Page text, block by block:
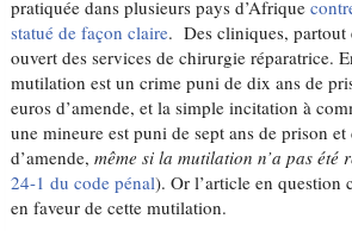
pratiquée dans plusieurs pays d’Afrique
statué de façon claire. Des cliniques, partout
ouvert des services de chirurgie réparatrice.
mutilation est un crime puni de dix ans de
euros d’amende, et la simple incitation à
une mineure est puni de sept ans de prison
d’amende,même si la mutilation n’a pas été
24-1 du code pénal). Or l’article en question
en faveur de cette mutilation.